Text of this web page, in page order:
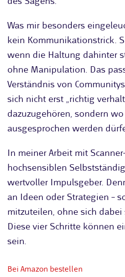
Was mir besonders
kein Kommunikationstrick.
wenn die Haltung dahinter
ohne Manipulation. Das
Verständnis von
sich nicht erst „richtig
dazuzugehören, sondern
ausgesprochen werden
In meiner Arbeit mit
hochsensiblen
wertvoller Impulsgeber.
an Ideen oder Strategien –
mitzuteilen, ohne sich dabei
Diese vier Schritte können
sein.
Bei Amazon bestellen